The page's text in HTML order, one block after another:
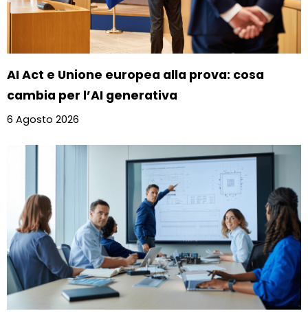
AI Act e Unione europea alla prova: cosa
cambia per l’AI generativa
6 Agosto 2026